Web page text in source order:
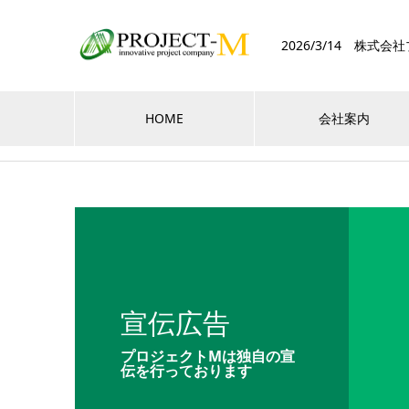
2026/3/14 株式会社
HOME 会社案内
宣伝広告
プロジェクトMは独自の宣
伝を行っております